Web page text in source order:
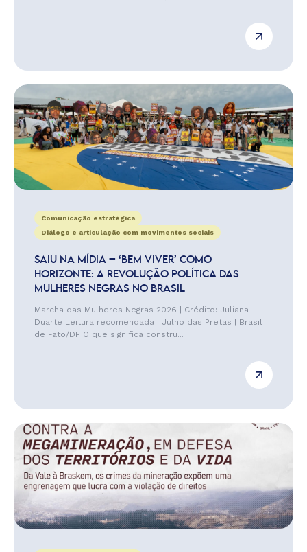
Comunicação estratégica
Diálogo e articulação com movimentos sociais
SAIU NA MÍDIA – ‘BEM VIVER’ COMO
HORIZONTE: A REVOLUÇÃO POLÍTICA DAS
MULHERES NEGRAS NO BRASIL
Marcha das Mulheres Negras 2026 | Crédito: Juliana
Duarte Leitura recomendada | Julho das Pretas | Brasil
de Fato/DF O que significa constru...